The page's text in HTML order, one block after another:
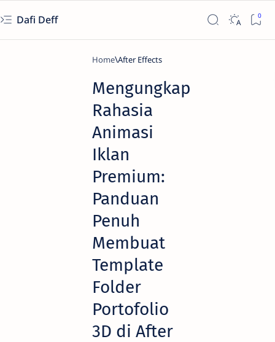
Dafi Deff
Home After Effects
Mengungkap
Rahasia
Animasi
Iklan
Premium:
Panduan
Penuh
Membuat
Template
Folder
Portofolio
3D di After